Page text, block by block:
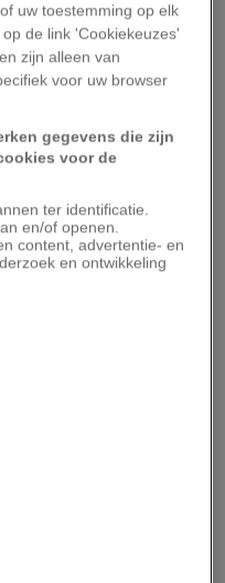
wie hun vader is.
haar welpen
de onderzoekers in
gepubliceerd in
een welp
dat die niet van
verteltStotra
Institute of
uw toestemming op elk
de link 'Cookiekeuzes'
zijn alleen van
voor uw browser
gegevens die zijn
voor de
ter identificatie.
en/of openen.
content, advertentie- en
en ontwikkeling